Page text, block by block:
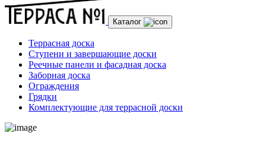
Каталог
Террасная доска
Ступени и завершающие доски
Реечные панели и фасадная доска
Заборная доска
Ограждения
Грядки
Комплектующие для террасной доски